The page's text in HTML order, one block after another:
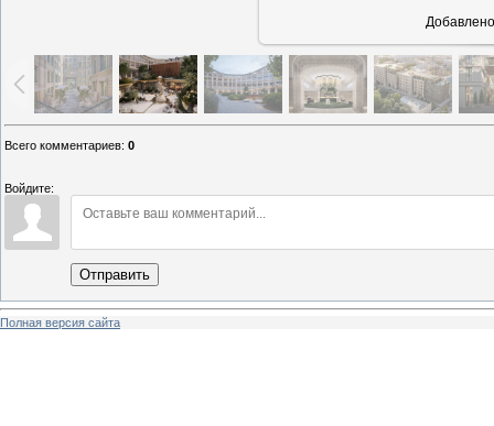
Добавлено
Всего комментариев: 0
Войдите:
Отправить
Полная версия сайта